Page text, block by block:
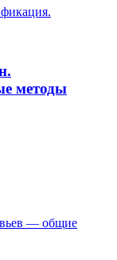
методы
— общие